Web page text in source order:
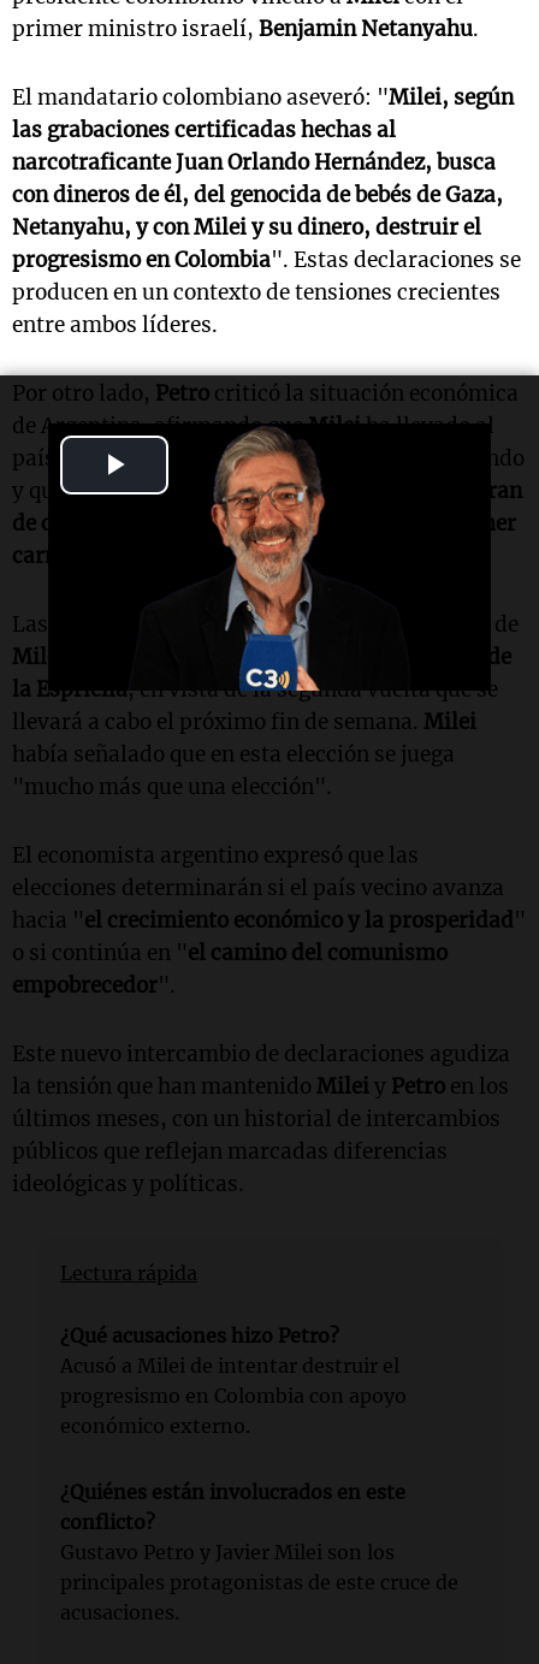
Video
primer ministro israelí, Benjamin Netanyahu.
El mandatario colombiano aseveró: "Milei, según
las grabaciones certificadas hechas al
narcotraficante Juan Orlando Hernández, busca
con dineros de él, del genocida de bebés de Gaza,
Netanyahu, y con Milei y su dinero, destruir el
progresismo en Colombia". Estas declaraciones se
producen en un contexto de tensiones crecientes
entre ambos líderes.
Por otro lado, Petro criticó la situación económica
de Argentina, afirmando queMileiha llevado al
país a ser uno de los más empobrecidos del mundo
y que esto ha llevado a que los argentinos "
dejaran
de comer carne de la mejor del mundo para comer
carne de burro
Las acusaciones se dan tras el respaldo público de
Milei
hacia el candidato presidencial
Abelardo de
la Espriella, en vista de la segunda vuelta que se
llevará a cabo el próximo fin de semana. Milei
había señalado que en esta elección se juega
"mucho más que una elección".
El economista argentino expresó que las
elecciones determinarán si el país vecino avanza
hacia "el crecimiento económico y la prosperidad "
o si continúa en "el camino del comunismo
empobrecedor".
Este nuevo intercambio de declaraciones agudiza
la tensión que han mantenido Mileiy Petro en los
últimos meses, con un historial de intercambios
públicos que reflejan marcadas diferencias
ideológicas y políticas.
Lectura rápida
¿Qué acusaciones hizo Petro?
Acusó a Milei de intentar destruir el
progresismo en Colombia con apoyo
económico externo.
¿Quiénes están involucrados en este
conflicto?
Gustavo Petro y Javier Milei son los
principales protagonistas de este cruce de
acusaciones.